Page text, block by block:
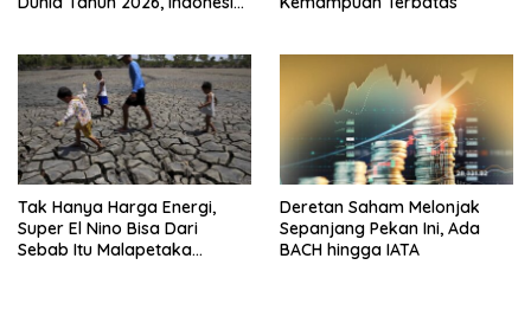
Tak Hanya Harga Energi,
Super El Nino Bisa Dari
Sebab Itu Malapetaka
Deretan Saham Melonjak
Sepanjang Pekan Ini, Ada
BACH hingga IATA